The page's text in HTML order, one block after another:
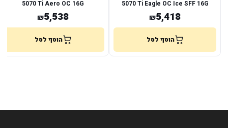
5070 Ti Eagle OC Ice SFF 16G
₪5,418
הוסף לסל
5070 Ti Aero OC 16G
₪5,538
הוסף לסל